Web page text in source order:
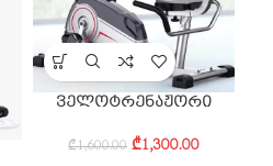
ველოტრენაჟორი
₾1,600.00 ₾1,300.00